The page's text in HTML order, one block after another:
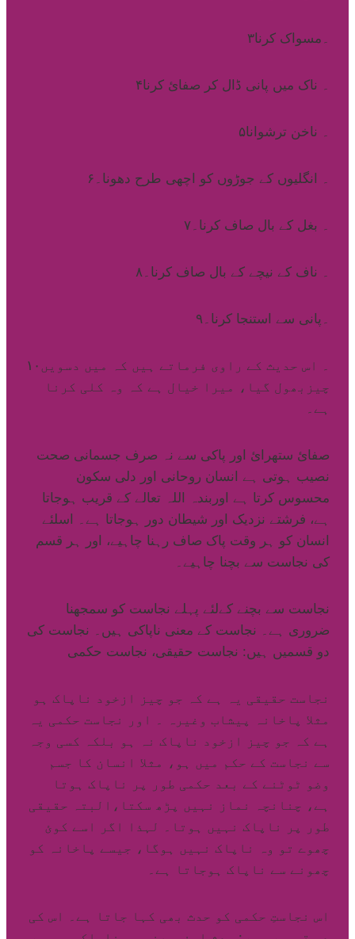
۳۔مسواک کرنا
۴۔ ناک میں پانی ڈال کر صفائ کرنا
۵۔ ناخن ترشوانا
۶۔ انگلیوں کے جوڑوں کو اچھی طرح دھونا۔
۷۔ بغل کے بال صاف کرنا۔
۸۔ ناف کے نیچے کے بال صاف کرنا۔
۹۔پانی سے استنجا کرنا۔
۱۰۔ اس حدیث کے راوی فرماتے ہیں کہ میں دسویں
چیزبھول گیا، میرا خیال ہے کہ وہ کلی کرنا
ہے۔
صفائ ستھرائ اور پاکی سے نہ صرف جسمانی صحت
نصیب ہوتی ہے انسان روحانی اور دلی سکون
محسوس کرتا ہے اوربندہ اللہ تعالے کے قریب ہوجاتا
ہے، فرشتے نزدیک اور شیطان دور ہوجاتا ہے۔ اسلئے
انسان کو ہر وقت پاک صاف رہنا چاہیے، اور ہر قسم
کی نجاست سے بچنا چاہیے۔
نجاست سے بچنے کےلئے پہلے نجاست کو سمجھنا
ضروری ہے۔ نجاست کے معنی ناپاکی ہیں۔ نجاست کی
دو قسمیں ہیں: نجاست حقیقی، نجاست حکمی
نجاست حقیقی یہ ہے کہ جو چیز ازخود ناپاک ہو
مثلا پاخانہ پیشاب وغیرہ ۔ اور نجاست حکمی یہ
ہے کہ جو چیز ازخود ناپاک نہ ہو بلکہ کسی وجہ
سے نجاست کے حکم میں ہو، مثلا انسان کا جسم
وضو ٹوٹنے کے بعد حکمی طور پر ناپاک ہوتا
ہے، چنانچہ نماز نہیں پڑھ سکتا،البتہ حقیقی
طور پر ناپاک نہیں ہوتا۔ لہذا اگر اسے کوئ
چھوے تو وہ ناپاک نہیں ہوگا، جیسے پاخانہ کو
چھونے سے ناپاک ہوجاتا ہے۔
اس نجاستِ حکمی کو حدث بھی کہا جاتا ہے۔ اس کی